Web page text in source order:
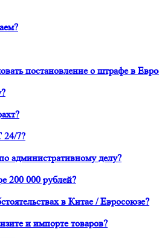
постановление о штрафе в
24/7?
административному делу?
200 000 рублей?
в Китае / Евросоюзе?
и импорте товаров?